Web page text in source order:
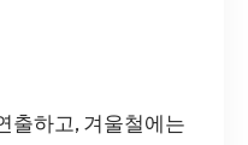
출하고, 겨울철에는